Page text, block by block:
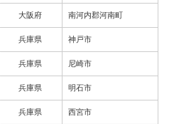
大阪府 南河内郡河南町
兵庫県 神戸市
兵庫県 尼崎市
兵庫県 明石市
兵庫県 西宮市